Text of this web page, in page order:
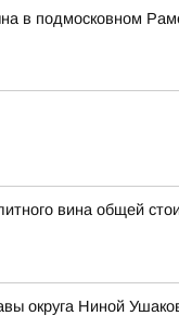
в подмосковном
вина общей
округа Ниной